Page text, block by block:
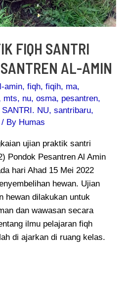
FIQH SANTRI
AL-AMIN
amin,fiqh,fiqih, ma,
mts, nu,osma, pesantren,
SANTRI. NU,santribaru,
/ By Humas
ujian praktik santri
Pondok Pesantren Al Amin
hari Ahad 15 Mei 2022
hewan. Ujian
hewan dilakukan untuk
dan wawasan secara
ilmu pelajaran fiqh
di ajarkan di ruang kelas.